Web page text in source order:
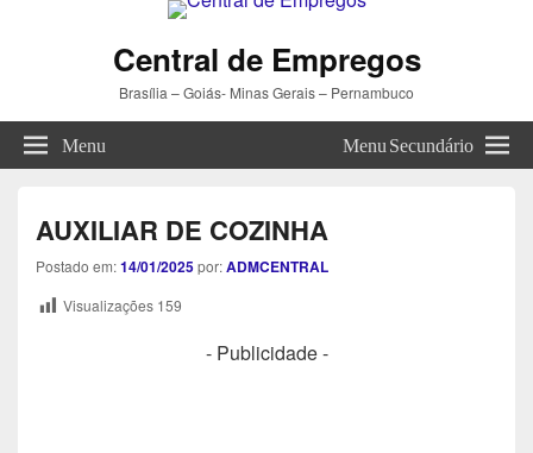
Central de Empregos
Brasília – Goiás- Minas Gerais – Pernambuco
Menu Menu Secundário
AUXILIAR DE COZINHA
Postado em:14/01/2025por:ADMCENTRAL
Visualizações 159
- Publicidade -